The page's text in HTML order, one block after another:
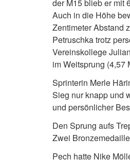
der M15 blieb er mit
Auch in die Höhe
Zentimeter Abstand
Petruschka trotz
Vereinskollege
im Weitsprung (4,57
Sprinterin Merle
Sieg nur knapp und
und persönlicher
Den Sprung aufs
Zwei
Pech hatte Nike